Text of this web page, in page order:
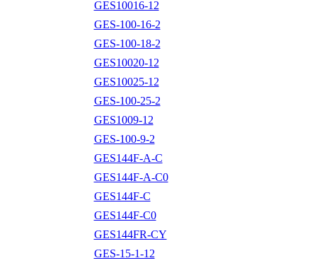
GES10016-12
GES-100-16-2
GES-100-18-2
GES10020-12
GES10025-12
GES-100-25-2
GES1009-12
GES-100-9-2
GES144F-A-C
GES144F-A-C0
GES144F-C
GES144F-C0
GES144FR-CY
GES-15-1-12